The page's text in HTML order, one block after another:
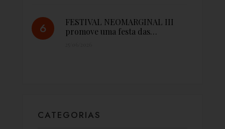
FESTIVAL NEOMARGINAL III
promove uma festa das…
CATEGORIAS